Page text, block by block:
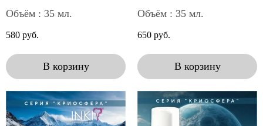
Объём : 35 мл.
580 руб.
В корзину
Объём : 35 мл.
650 руб.
В корзину